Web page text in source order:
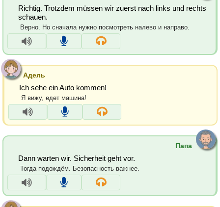
Richtig. Trotzdem müssen wir zuerst nach links und rechts
schauen.
Верно. Но сначала нужно посмотреть налево и направо.
Адель
Ich sehe ein Auto kommen!
Я вижу, едет машина!
Папа
Dann warten wir. Sicherheit geht vor.
Тогда подождём. Безопасность важнее.